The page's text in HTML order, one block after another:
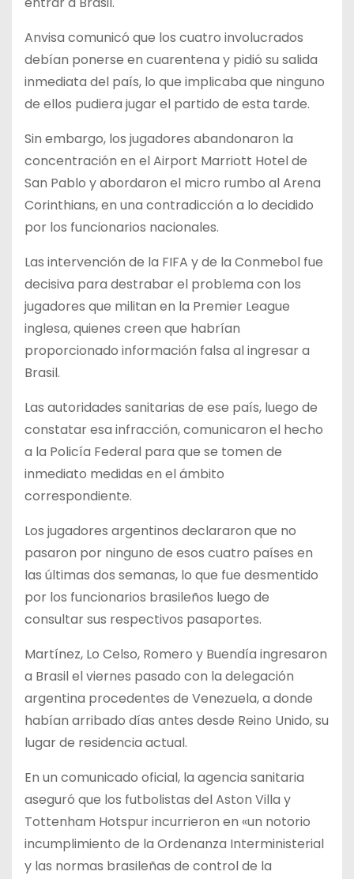
Anvisa comunicó que los cuatro involucrados
debían ponerse en cuarentena y pidió su salida
inmediata del país, lo que implicaba que ninguno
de ellos pudiera jugar el partido de esta tarde.
Sin embargo, los jugadores abandonaron la
concentración en el Airport Marriott Hotel de
San Pablo y abordaron el micro rumbo al Arena
Corinthians, en una contradicción a lo decidido
por los funcionarios nacionales.
Las intervención de la FIFA y de la Conmebol fue
decisiva para destrabar el problema con los
jugadores que militan en la Premier League
inglesa, quienes creen que habrían
proporcionado información falsa al ingresar a
Brasil.
Las autoridades sanitarias de ese país, luego de
constatar esa infracción, comunicaron el hecho
a la Policía Federal para que se tomen de
inmediato medidas en el ámbito
correspondiente.
Los jugadores argentinos declararon que no
pasaron por ninguno de esos cuatro países en
las últimas dos semanas, lo que fue desmentido
por los funcionarios brasileños luego de
consultar sus respectivos pasaportes.
Martínez, Lo Celso, Romero y Buendía ingresaron
a Brasil el viernes pasado con la delegación
argentina procedentes de Venezuela, a donde
habían arribado días antes desde Reino Unido, su
lugar de residencia actual.
En un comunicado oficial, la agencia sanitaria
aseguró que los futbolistas del Aston Villa y
Tottenham Hotspur incurrieron en «un notorio
incumplimiento de la Ordenanza Interministerial
y las normas brasileñas de control de la